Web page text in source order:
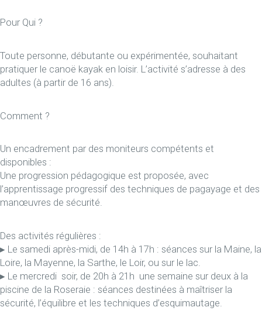
Pour Qui ?
Toute personne, débutante ou expérimentée, souhaitant
pratiquer le canoë kayak en loisir. L’activité s’adresse à des
adultes (à partir de 16 ans).
Comment ?
Un encadrement par des moniteurs compétents et
disponibles :
Une progression pédagogique est proposée, avec
l’apprentissage progressif des techniques de pagayage et des
manœuvres de sécurité.
Des activités régulières :
▸ Le samedi après-midi, de 14h à 17h : séances sur la Maine, la
Loire, la Mayenne, la Sarthe, le Loir, ou sur le lac.
▸ Le mercredi soir, de 20h à 21h une semaine sur deux à la
piscine de la Roseraie : séances destinées à maîtriser la
sécurité, l’équilibre et les techniques d’esquimautage.